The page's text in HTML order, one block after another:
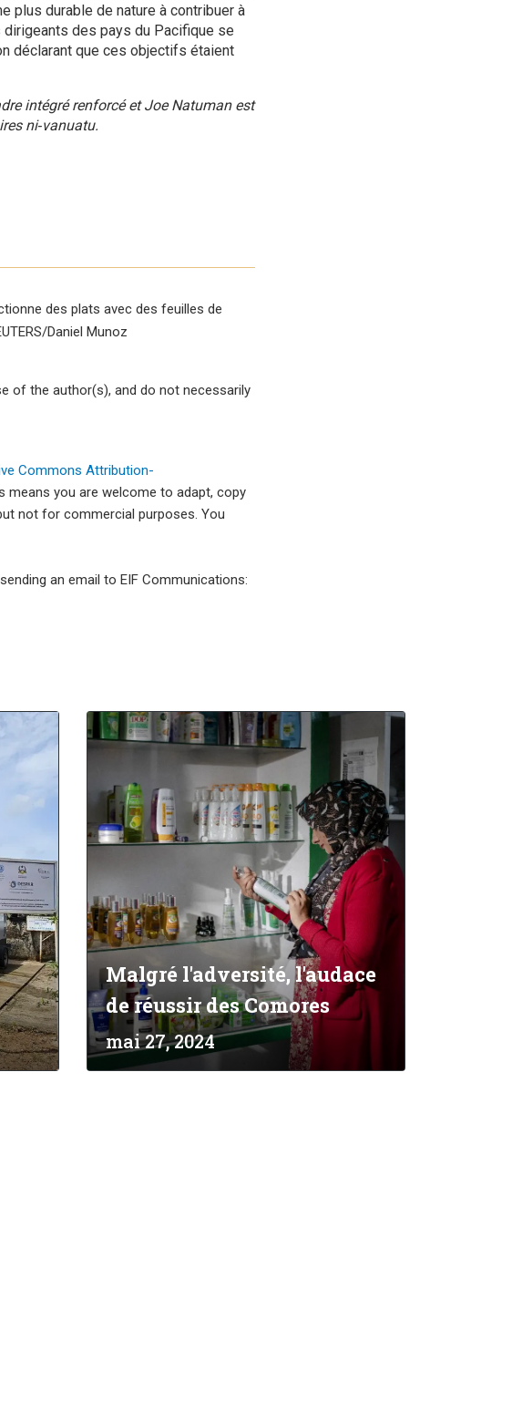
plus durable de nature à contribuer à
des pays du Pacifique se
déclarant que ces objectifs étaient
intégré renforcé et Joe Natuman est
ni‑vanuatu.
des plats avec des feuilles de
Daniel Munoz
of the author(s), and do not necessarily
Commons Attribution-
means you are welcome to adapt, copy
not for commercial purposes. You
an email to EIF Communications:
Malgré l'adversité, l'audace
de réussir des Comores
mai 27, 2024